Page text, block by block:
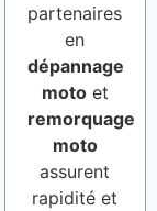
partenaires
en
dépannage
motoet
remorquage
moto
assurent
rapidité et